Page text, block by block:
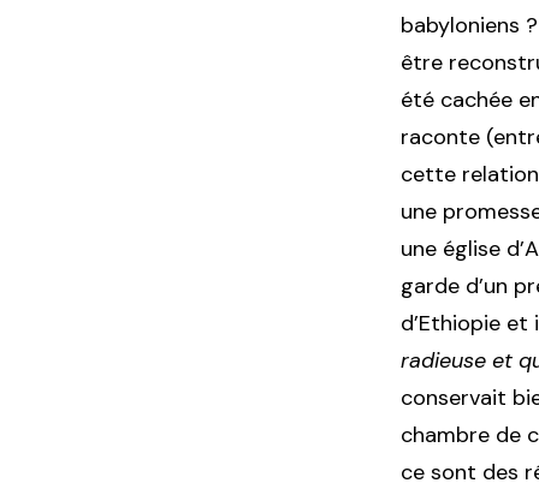
babyloniens
être
été cachée
raconte
cette
une
une église
garde d’un
d’Ethiopie
radieuse et
conservait
chambre de
ce sont des